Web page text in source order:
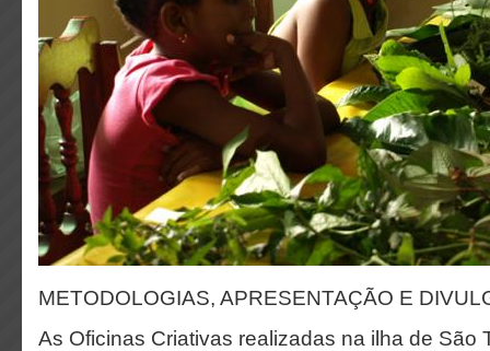
METODOLOGIAS, APRESENTAÇÃO E
As Oficinas Criativas realizadas na ilha de São